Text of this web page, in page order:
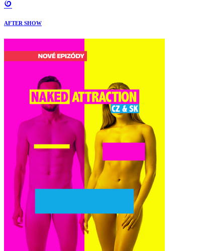
AFTER SHOW